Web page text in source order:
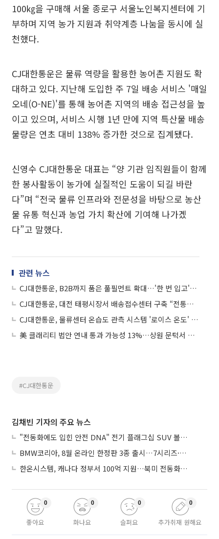
100㎏을 구매해 서울 종로구 서울노인복지센터에 기
부하며 지역 농가 지원과 취약계층 나눔을 동시에 실
천했다.
CJ대한통운은 물류 역량을 활용한 농어촌 지원도 확
대하고 있다. 지난해 도입한 주 7일 배송 서비스 '매일
오네(O-NE)'를 통해 농어촌 지역의 배송 접근성을 높
이고 있으며, 서비스 시행 1년 만에 지역 특산물 배송
물량은 연초 대비 138% 증가한 것으로 집계됐다.
신영수 CJ대한통운 대표는 “양 기관 임직원들이 함께
한 봉사활동이 농가에 실질적인 도움이 되길 바란
다”며 “전국 물류 인프라와 전문성을 바탕으로 농산
물 유통 혁신과 농업 가치 확산에 기여해 나가겠
다”고 말했다.
관련 뉴스
CJ대한통운, B2B까지 품은 풀필먼트 확대…'한 번 입고'로 출하·배송 통합
CJ대한통운, 대전 태평시장서 배송접수센터 구축 “전통시장 활성화 기대”
CJ대한통운, 물류센터 온습도 관측 시스템 '로이스 온도' 개발
美 클래리티 법안 연내 통과 가능성 13%…상원 문턱서 제동
#CJ대한통운
김채빈 기자의 주요 뉴스
"전동화에도 입힌 안전 DNA" 전기 플래그십 SUV 볼보 'EX90'
BMW코리아, 8월 온라인 한정판 3종 출시…7시리즈·X7·M340i 투어링
한온시스템, 캐나다 정부서 100억 지원…북미 전동화 시장 가속
좋아요
0
화나요
0
슬퍼요
0
추가취재 원해요
0